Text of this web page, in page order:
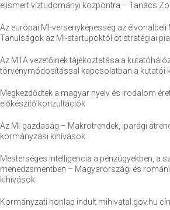
elismert víztudományi központra – Tanács
Az európai MI-versenyképesség az élvonalbeli
Tanulságok az MI-startupoktól öt stratégiai
Az MTA vezetőinek tájékoztatása a
törvénymódosítással kapcsolatban a kutatói
Megkezdődtek a magyar nyelv és irodalom
előkészítő konzultációk
Az MI-gazdaság – Makrotrendek, iparági
kormányzási kihívások
Mesterséges intelligencia a pénzügyekben, a
menedzsmentben – Magyarországi és
kihívások
Kormányzati honlap indult mihivatal.gov.hu